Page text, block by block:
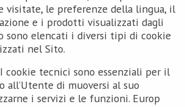
visitate, le preferenze della lingua, il
e i prodotti visualizzati dagli
sono elencati i diversi tipi di cookie
nel Sito.
I cookie tecnici sono essenziali per il
all’Utente di muoversi al suo
i servizi e le funzioni. Europ